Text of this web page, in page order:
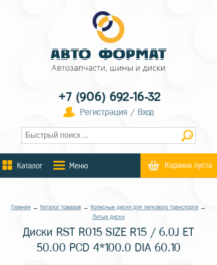
+7 (906) 692-16-32
Регистрация / Вход
Каталог Меню Корзина пуста
Главная → Каталог товаров → Колесные диски для легкового транспорта →
Литые диски
Диски RST R015 SIZE R15 / 6.0J ET
50.00 PCD 4*100.0 DIA 60.10